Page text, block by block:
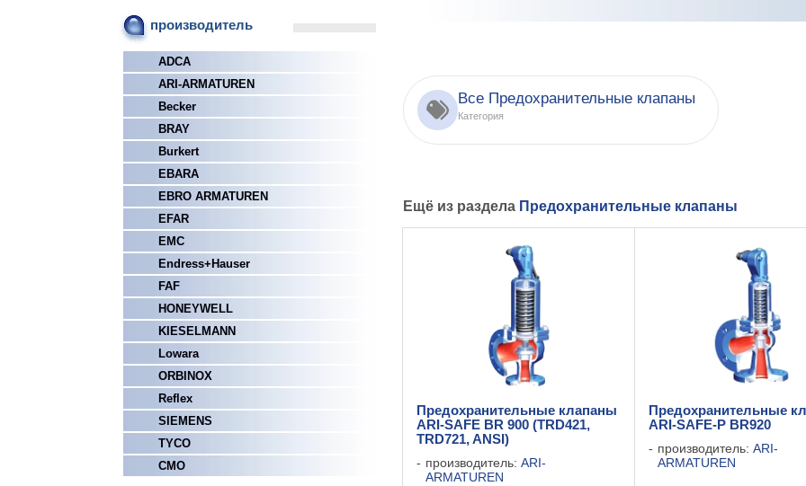
производитель
ADCA
ARI-ARMATUREN
Becker
BRAY
Burkert
EBARA
EBRO ARMATUREN
EFAR
EMC
Endress+Hauser
FAF
HONEYWELL
KIESELMANN
Lowara
ORBINOX
Reflex
SIEMENS
TYCO
СМО
Все Предохранительные клапаны
Категория
Ещё из раздела Предохранительные клапаны
Предохранительные клапаны
ARI-SAFE BR 900 (TRD421,
TRD721, ANSI)
производитель: ARI-
ARMATUREN
Предохранительные
ARI-SAFE-P BR920
производитель: ARI-
ARMATUREN